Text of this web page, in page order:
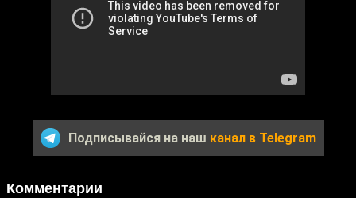
Подписывайся на наш канал в Telegram
Комментарии